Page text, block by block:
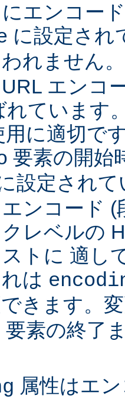
エンコー
に設定され
われません
エンコ
れています
用に適切で
要素の開始
設定され
ンコード
レベルの
トに 適し
は
きます。
要素の終了
属性はエ